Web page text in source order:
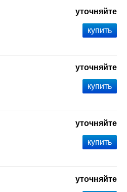
уточняйте
уточняйте
уточняйте
уточняйте